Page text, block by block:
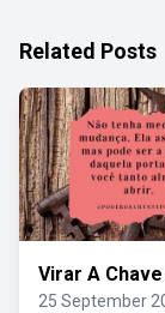
Related Posts
Virar A
25 September